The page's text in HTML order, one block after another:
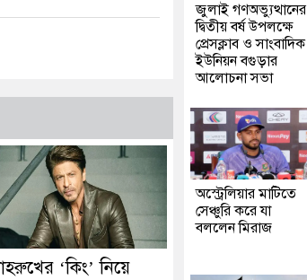
‘কিং’ নিয়ে
জুলাই গণঅভ্যুত্থানের
দ্বিতীয় বর্ষ উপলক্ষে
প্রেসক্লাব ও সাংবাদিক
ইউনিয়ন বগুড়ার
আলোচনা সভা
অস্ট্রেলিয়ার মাটিতে
সেঞ্চুরি করে যা
বললেন মিরাজ